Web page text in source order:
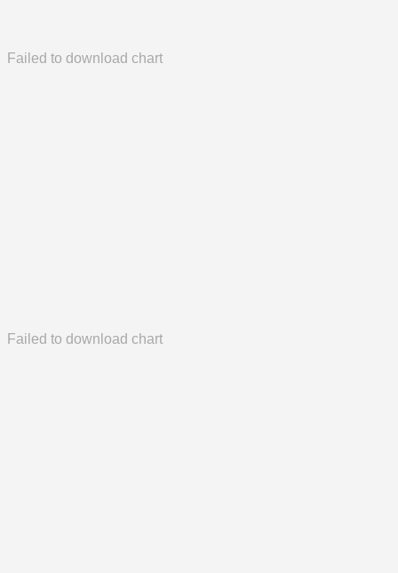
Failed to download chart
Failed to download chart